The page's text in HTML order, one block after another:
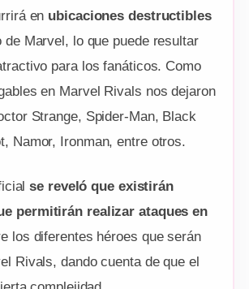
en ubicaciones destructibles
de Marvel, lo que puede resultar
para los fanáticos. Como
en Marvel Rivals nos dejaron
Strange, Spider-Man, Black
Namor, Ironman, entre otros.
se reveló que existirán
permitirán realizar ataques en
los diferentes héroes que serán
Rivals, dando cuenta de que el